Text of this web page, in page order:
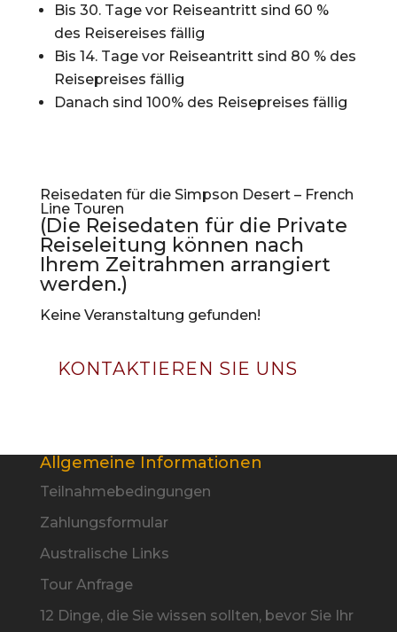
Bis 30. Tage vor Reiseantritt sind 60 %
des Reisereises fällig
Bis 14. Tage vor Reiseantritt sind 80 % des
Reisepreises fällig
Danach sind 100% des Reisepreises fällig
Reisedaten für die Simpson Desert – French
Line Touren
(Die Reisedaten für die Private
Reiseleitung können nach
Ihrem Zeitrahmen arrangiert
werden.)
Keine Veranstaltung gefunden!
KONTAKTIEREN SIE UNS
Allgemeine Informationen
Teilnahmebedingungen
Zahlungsformular
Australische Links
Tour Anfrage
12 Dinge, die Sie wissen sollten, bevor Sie Ihr